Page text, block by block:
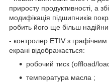
приросту продуктивності, а
модифікація підшипників
робить його ще більш
- контролер ETIV з
екрані відображається:
робочий тиск (offload/
температура масла ;